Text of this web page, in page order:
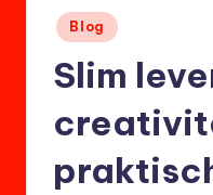
Posted
in
Blog
Slim